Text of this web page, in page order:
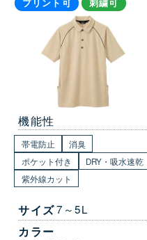
プリント可 刺繍可
機能性
帯電防止
消臭
ポケット付き
DRY・吸水速乾
紫外線カット
サイズ7～5L
カラー